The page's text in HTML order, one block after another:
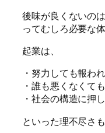
後味が良くないの
ってむしろ必要な
起業は、
・努力しても報わ
・誰も悪くなくて
・社会の構造に押
といった理不尽さ